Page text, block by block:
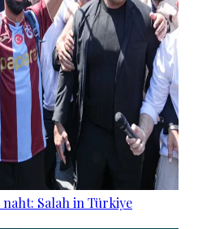
Salah in Türkiye